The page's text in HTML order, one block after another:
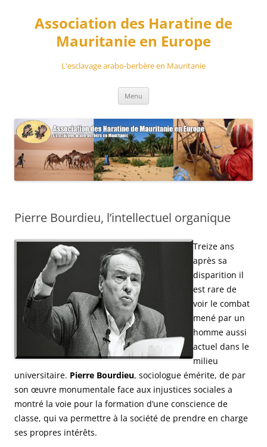
contenuAssociation des Haratine de
Mauritanie en Europe
L'esclavage arabo-berbère en Mauritanie
Menu
Pierre Bourdieu, l’intellectuel organique
Treize ans
après sa
disparition il
est rare de
voir le combat
mené par un
homme aussi
actuel dans le
milieu
universitaire. Pierre Bourdieu, sociologue émérite, de par
son œuvre monumentale face aux injustices sociales a
montré la voie pour la formation d’une conscience de
classe, qui va permettre à la société de prendre en charge
ses propres intérêts.